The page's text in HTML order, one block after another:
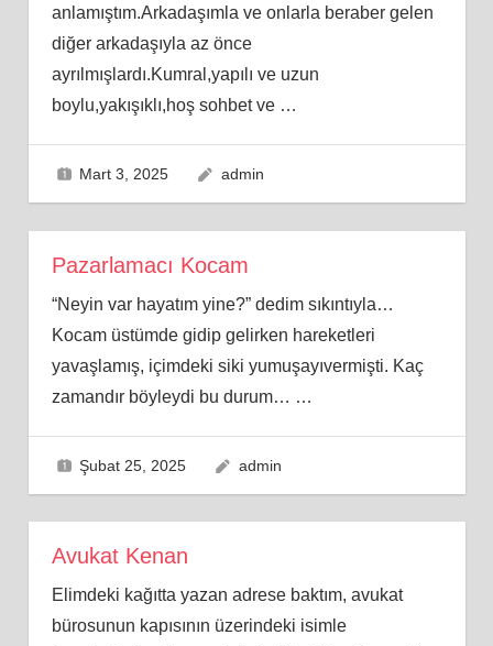
anlamıştım.Arkadaşımla ve onlarla beraber gelen
diğer arkadaşıyla az önce
ayrılmışlardı.Kumral,yapılı ve uzun
boylu,yakışıklı,hoş sohbet ve …
Mart 3, 2025 admin
Pazarlamacı Kocam
“Neyin var hayatım yine?” dedim sıkıntıyla…
Kocam üstümde gidip gelirken hareketleri
yavaşlamış, içimdeki siki yumuşayıvermişti. Kaç
zamandır böyleydi bu durum… …
Şubat 25, 2025 admin
Avukat Kenan
Elimdeki kağıtta yazan adrese baktım, avukat
bürosunun kapısının üzerindeki isimle